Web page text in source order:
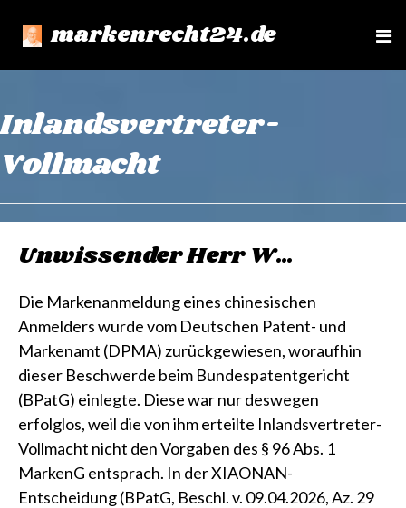
markenrecht24.de
e
Inlandsvertreter-
Vollmacht
Unwissender Herr W…
Die Markenanmeldung eines chinesischen
Anmelders wurde vom Deutschen Patent- und
Markenamt (DPMA) zurückgewiesen, woraufhin
dieser Beschwerde beim Bundespatentgericht
(BPatG) einlegte. Diese war nur deswegen
erfolglos, weil die von ihm erteilte Inlandsvertreter-
Vollmacht nicht den Vorgaben des § 96 Abs. 1
MarkenG entsprach. In der XIAONAN-
Entscheidung (BPatG, Beschl. v. 09.04.2026, Az. 29